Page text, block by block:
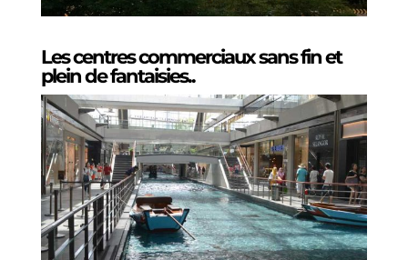
Les centres commerciaux sans fin et
plein de fantaisies..